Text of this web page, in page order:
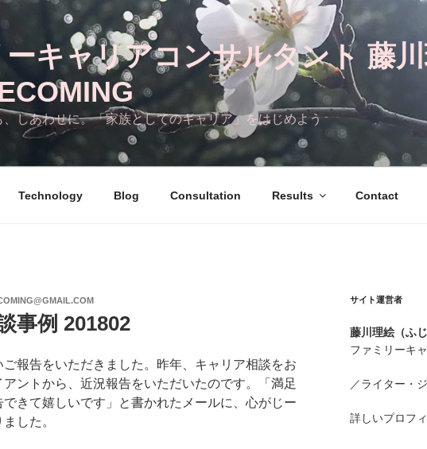
キャリアコンサルタント 藤
しあわせに。「家族としてのキャリア」をはじめよう
Technology Blog Consultation Results Contact
事例 201802
報告をいただきました。昨年、キャリア相談をお
ントから、近況報告をいただいたのです。「満足
きて嬉しいです」と書かれたメールに、心がじー
した。
サイト運営者
藤川理絵（ふ
ファミリーキ
／ライター・
詳しいプロフ